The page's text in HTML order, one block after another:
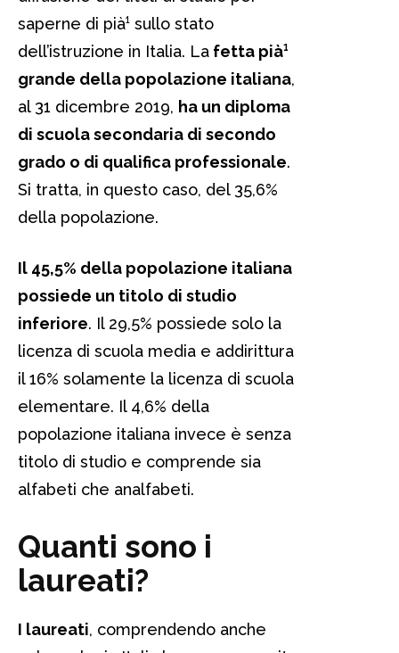
saperne di pià¹ sullo stato
dell’istruzione in Italia. La fetta pià¹
grande della popolazione italiana,
al 31 dicembre 2019, ha un diploma
di scuola secondaria di secondo
grado o di qualifica professionale.
Si tratta, in questo caso, del 35,6%
della popolazione.
Il 45,5% della popolazione italiana
possiede un titolo di studio
inferiore. Il 29,5% possiede solo la
licenza di scuola media e addirittura
il 16% solamente la licenza di scuola
elementare. Il 4,6% della
popolazione italiana invece è senza
titolo di studio e comprende sia
alfabeti che analfabeti.
Quanti sono i
laureati?
I laureati, comprendendo anche